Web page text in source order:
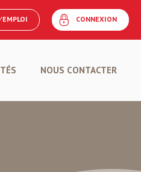
CONNEXION
NOUS CONTACTER